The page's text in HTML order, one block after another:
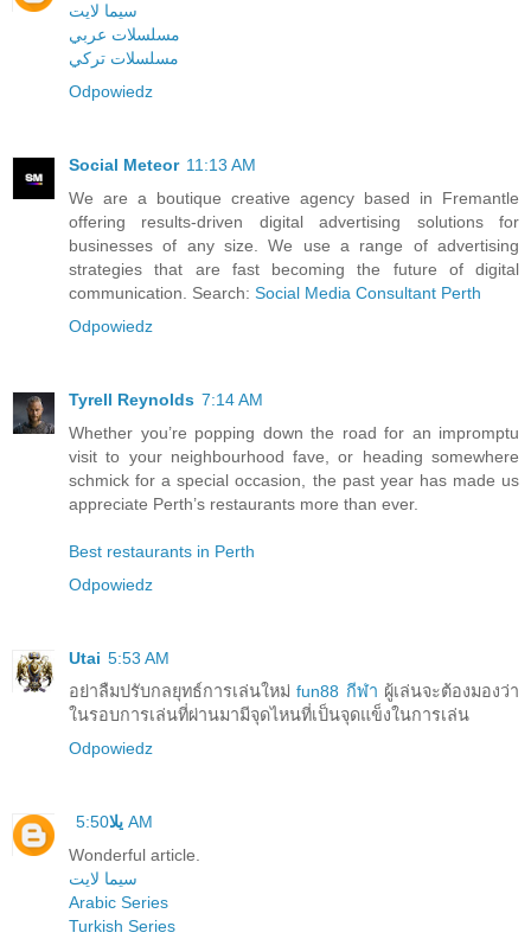
سيما لايت
مسلسلات عربي
مسلسلات تركي
Odpowiedz
Social Meteor 11:13 AM
We are a boutique creative agency based in Fremantle
offering results-driven digital advertising solutions for
businesses of any size. We use a range of advertising
strategies that are fast becoming the future of digital
communication. Search: Social Media Consultant Perth
Odpowiedz
Tyrell Reynolds 7:14 AM
Whether you’re popping down the road for an impromptu
visit to your neighbourhood fave, or heading somewhere
schmick for a special occasion, the past year has made us
appreciate Perth’s restaurants more than ever.
Best restaurants in Perth
Odpowiedz
Utai 5:53 AM
อย่าลืมปรับกลยุทธ์การเล่นใหม่fun88 กีฬา ผู้เล่นจะต้องมองว่า
ในรอบการเล่นที่ผ่านมามีจุดไหนที่เป็นจุดแข็งในการเล่น
Odpowiedz
يلا 5:50 AM
Wonderful article.
سيما لايت
Arabic Series
Turkish Series